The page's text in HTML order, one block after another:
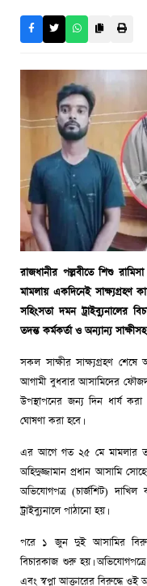
রাজধানীর পল্লবীতে শিশু
মামলায় একদিনেই সাক্ষ্যগ্রহণ
সহিংসতা দমন ট্রাইব্যুনালের
তদন্ত কর্মকর্তা ও অন্যান্য
সকল সাক্ষীর সাক্ষ্যগ্রহণ
আগামী বুধবার আসামিদের
উপস্থাপনের জন্য দিন ধার্য
ঘোষণা করা হবে।
এর আগে গত ২৫ মে মামলার
অহিদুজ্জামান প্রধান আসামি
অভিযোগপত্র (চার্জশিট)
ট্রাইব্যুনালে পাঠানো হয়।
পরে ১ জুন দুই আসামির
বিচারকাজ শুরু হয়।
এবং স্বপ্না আক্তারের বিরুদ্ধে